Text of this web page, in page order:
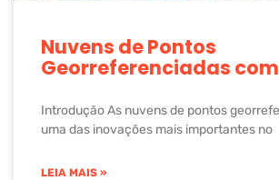
Nuvens de Pontos
Georreferenciadas
Introdução As nuvens de pontos
uma das inovações mais importantes no
LEIA MAIS »